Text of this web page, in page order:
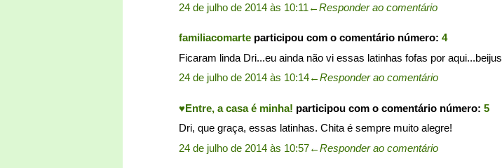
24 de julho de 2014 às 10:11 ←Responder ao comentário
familiacomarte participou com o comentário número: 4
Ficaram linda Dri...eu ainda não vi essas latinhas fofas por aqui...beijus
24 de julho de 2014 às 10:14←Responder ao comentário
♥Entre, a casa é minha! participou com o comentário número: 5
Dri, que graça, essas latinhas. Chita é sempre muito alegre!
24 de julho de 2014 às 10:57←Responder ao comentário